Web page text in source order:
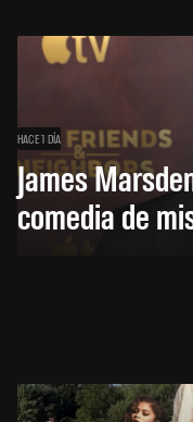
HACE 1 DÍA
James
comedia de